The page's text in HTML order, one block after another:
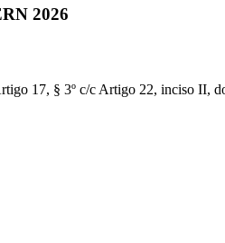
2026
17, § 3º c/c Artigo 22, inciso II,